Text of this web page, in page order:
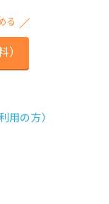
る
）
用の方）